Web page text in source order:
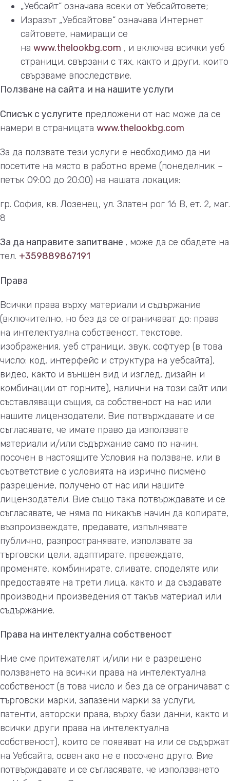
„Уебсайт“ означава всеки от Уебсайтовете;
Изразът „Уебсайтове“ означава Интернет
сайтовете, намиращи се
на www.thelookbg.com , и включва всички уеб
страници, свързани с тях, както и други, които
свързваме впоследствие.
Ползванe на сайта и на нашите услуги
Списък с услугите предложени от нас може да се
намери в страницата www.thelookbg.com
За да ползвате тези услуги е необходимо да ни
посетите на място в работно време (понеделник –
петък 09:00 до 20:00) на нашата локация:
гр. София, кв. Лозенец, ул. Златен рог 16 В, ет. 2, маг.
8
За да направите запитване , може да се обадете на
тел. +359889867191
Права
Всички права върху материали и съдържание
(включително, но без да се ограничават до: права
на интелектуална собственост, текстове,
изображения, уеб страници, звук, софтуер (в това
число: код, интерфейс и структура на уебсайта),
видео, както и външен вид и изглед, дизайн и
комбинации от горните), налични на този сайт или
съставляващи същия, са собственост на нас или
нашите лицензодатели. Вие потвърждавате и се
съгласявате, че имате право да използвате
материали и/или съдържание само по начин,
посочен в настоящите Условия на ползване, или в
съответствие с условията на изрично писмено
разрешение, получено от нас или нашите
лицензодатели. Вие също така потвърждавате и се
съгласявате, че няма по никакъв начин да копирате,
възпроизвеждате, предавате, изпълнявате
публично, разпространявате, използвате за
търговски цели, адаптирате, превеждате,
променяте, комбинирате, сливате, споделяте или
предоставяте на трети лица, както и да създавате
производни произведения от такъв материал или
съдържание.
Права на интелектуална собственост
Ние сме притежателят и/или ни е разрешено
ползването на всички права на интелектуална
собственост (в това число и без да се ограничават с
търговски марки, запазени марки за услуги,
патенти, авторски права, върху бази данни, както и
всички други права на интелектуална
собственост), които се появяват на или се съдържат
на Уебсайта, освен ако не е посочено друго. Вие
потвърждавате и се съгласявате, че използването